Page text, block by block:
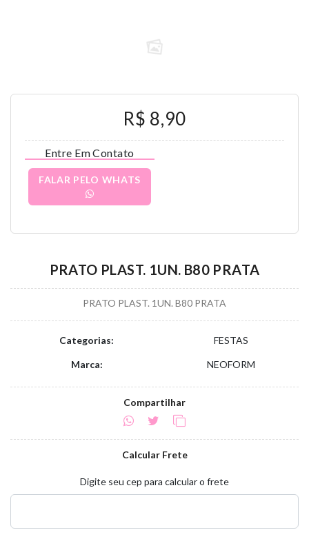
R$ 8,90
Entre Em Contato
FALAR PELO WHATS
PRATO PLAST. 1UN. B80 PRATA
PRATO PLAST. 1UN. B80 PRATA
Categorias: FESTAS
Marca: NEOFORM
Compartilhar
Calcular Frete
Digite seu cep para calcular o frete